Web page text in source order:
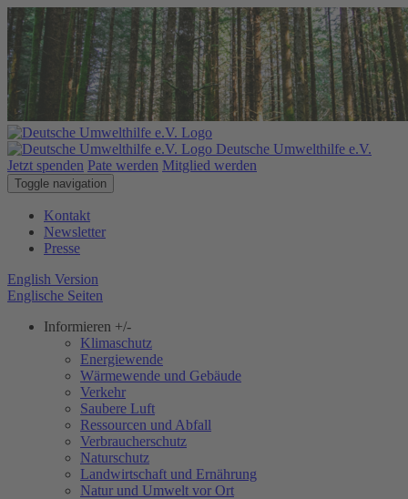
Deutsche Umwelthilfe e.V.
Jetzt spenden Pate werden Mitglied werden
Toggle navigation
Kontakt
Newsletter
Presse
English Version
Englische Seiten
Informieren +/-
Klimaschutz
Energiewende
Wärmewende und Gebäude
Verkehr
Saubere Luft
Ressourcen und Abfall
Verbraucherschutz
Naturschutz
Landwirtschaft und Ernährung
Natur und Umwelt vor Ort